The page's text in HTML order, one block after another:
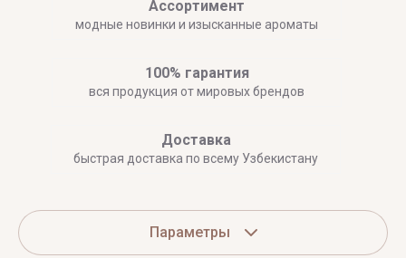
Ассортимент
модные новинки и изысканные ароматы
100% гарантия
вся продукция от мировых брендов
Доставка
быстрая доставка по всему Узбекистану
Параметры